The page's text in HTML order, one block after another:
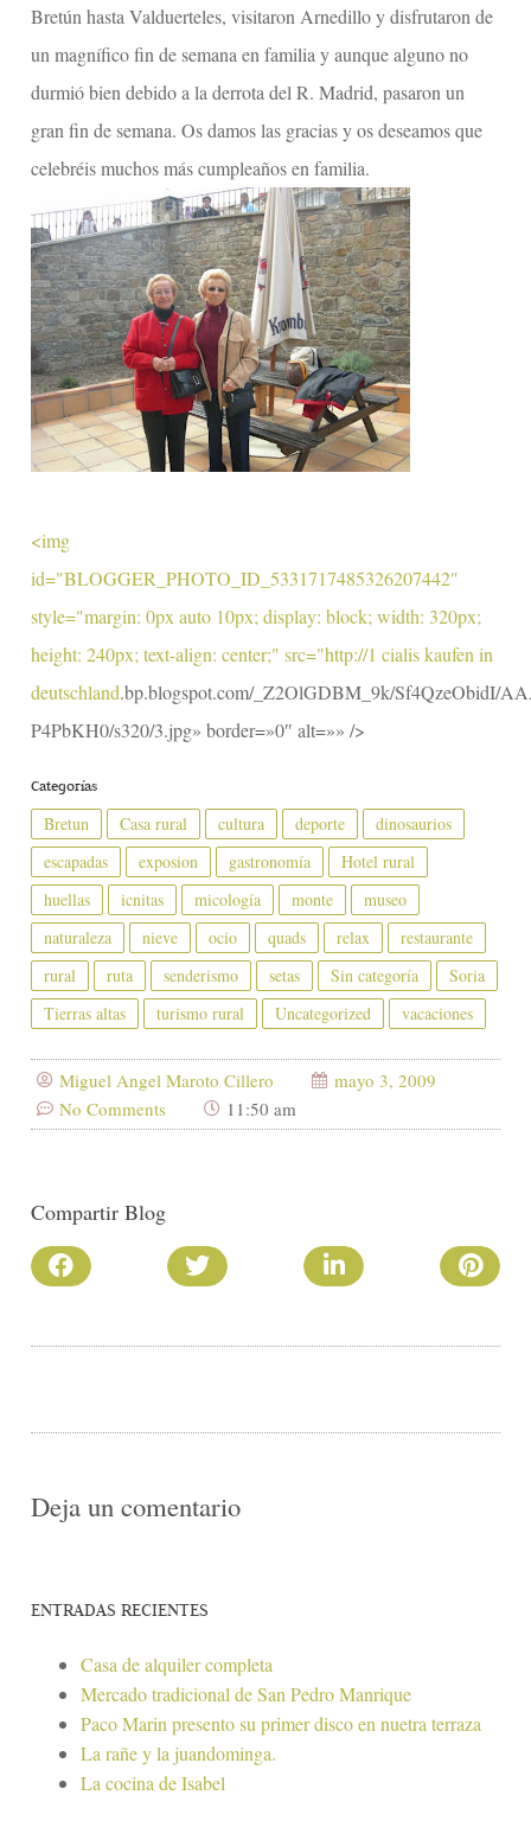
Bretún hasta Valduerteles, visitaron Arnedillo y disfrutaron de
un magnífico fin de semana en familia y aunque alguno no
durmió bien debido a la derrota del R. Madrid, pasaron un
gran fin de semana. Os damos las gracias y os deseamos que
celebréis muchos más cumpleaños en familia.
<img
id="BLOGGER_PHOTO_ID_5331717485326207442"
style="margin: 0px auto 10px; display: block; width: 320px;
height: 240px; text-align: center;" src="http://1 cialis kaufen in
deutschland.bp.blogspot.com/_Z2OlGDBM_9k/Sf4QzeObidI/
P4PbKH0/s320/3.jpg» border=»0″ alt=»» />
Categorías
Bretun Casa rural cultura deporte
dinosaurios
escapadas
exposion gastronomía
Hotel rural
huellas
icnitas micología monte
museo
naturaleza
nieve ocio quads relax
restaurante
rural
ruta senderismo setas Sin categoría
Soria
Tierras altas
turismo rural Uncategorized vacaciones
Miguel Angel Maroto Cillero
mayo 3, 2009
No Comments
11:50 am
Compartir Blog
Deja un comentario
ENTRADAS RECIENTES
Casa de alquiler completa
Mercado tradicional de San Pedro Manrique
Paco Marin presento su primer disco en nuetra terraza
La rañe y la juandominga.
La cocina de Isabel